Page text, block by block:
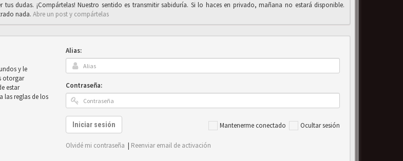
tus dudas. ¡Compártelas! Nuestro sentido es transmitir sabiduría. Si lo haces en privado, mañana no estará disponible.
nada. Abre un post y compártelas
y le
otorgar
estar
las reglas de los
Alias:
Contraseña:
Mantenerme conectado Ocultar sesión
Iniciar sesión
Olvidé mi contraseña | Reenviar email de activación